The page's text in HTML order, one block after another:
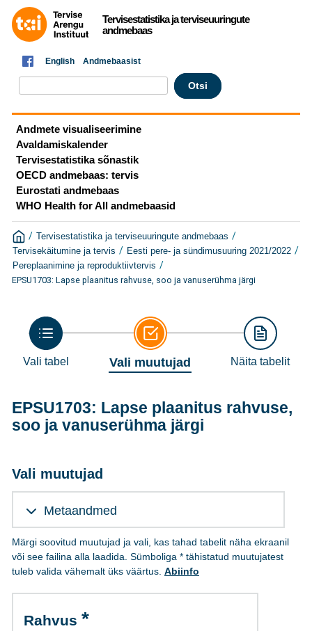
Tervisestatistika ja terviseuuringute
andmebaas
English Andmebaasist
Andmete visualiseerimine
Avaldamiskalender
Tervisestatistika sõnastik
OECD andmebaas: tervis
Eurostati andmebaas
WHO Health for All andmebaasid
/ Tervisestatistika ja terviseuuringute andmebaas /
Tervisekäitumine ja tervis / Eesti pere- ja sündimusuuring 2021/2022 /
Pereplaanimine ja reproduktiivtervis /
EPSU1703: Lapse plaanitus rahvuse, soo ja vanuserühma järgi
Vali tabel Vali muutujad Näita tabelit
EPSU1703: Lapse plaanitus rahvuse,
soo ja vanuserühma järgi
Vali muutujad
Metaandmed
Märgi soovitud muutujad ja vali, kas tahad tabelit näha ekraanil
või see failina alla laadida. Sümboliga * tähistatud muutujatest
tuleb valida vähemalt üks väärtus. Abiinfo
Rahvus